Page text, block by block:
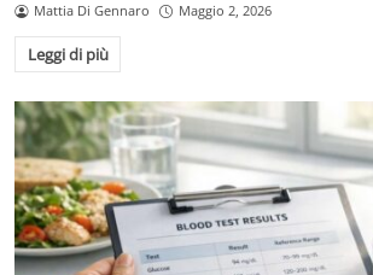
Mattia Di Gennaro Maggio 2, 2026
Leggi di più